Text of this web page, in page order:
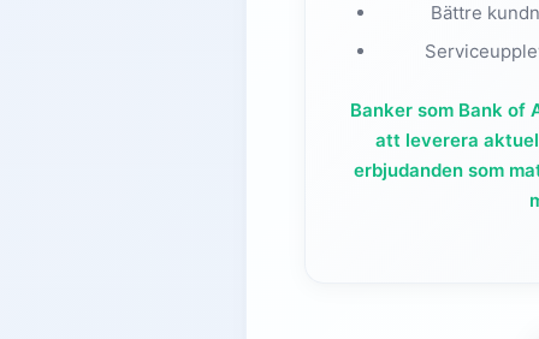
Bättre
Banker som Bank of
att leverera
erbjudanden som